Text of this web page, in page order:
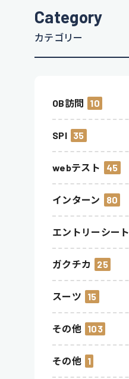
Category
カテゴリー
OB訪問 10
SPI 35
webテスト 45
インターン 80
エントリーシート
ガクチカ 25
スーツ 15
その他 103
その他 1